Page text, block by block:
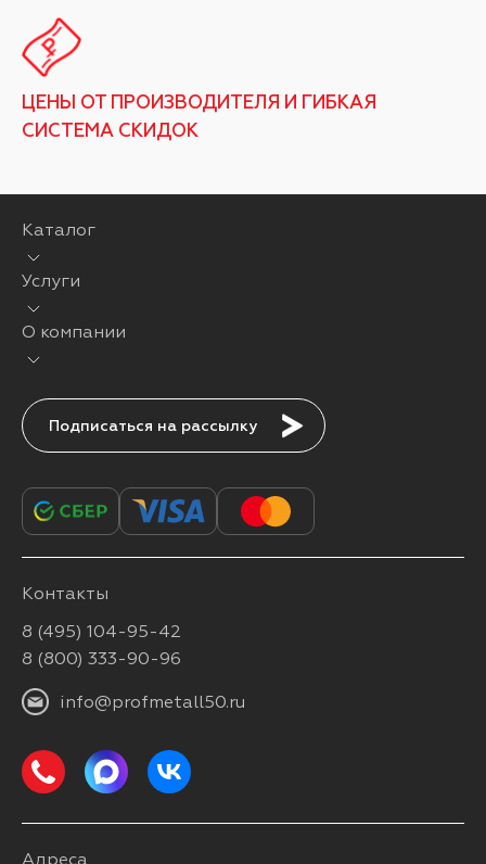
ЦЕНЫ ОТ ПРОИЗВОДИТЕЛЯ И ГИБКАЯ
СИСТЕМА СКИДОК
Каталог
Услуги
О компании
Подписаться
Контакты
8 (495) 104-95-42
8 (800) 333-90-96
info@profmetall50.ru
Адреса